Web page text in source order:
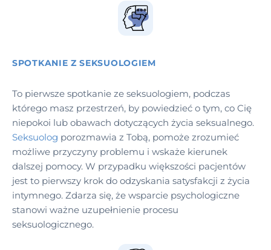
SPOTKANIE Z SEKSUOLOGIEM
To pierwsze spotkanie ze seksuologiem, podczas
którego masz przestrzeń, by powiedzieć o tym, co Cię
niepokoi lub obawach dotyczących życia seksualnego.
Seksuolog porozmawia z Tobą, pomoże zrozumieć
możliwe przyczyny problemu i wskaże kierunek
dalszej pomocy. W przypadku większości pacjentów
jest to pierwszy krok do odzyskania satysfakcji z życia
intymnego. Zdarza się, że wsparcie psychologiczne
stanowi ważne uzupełnienie procesu
seksuologicznego.